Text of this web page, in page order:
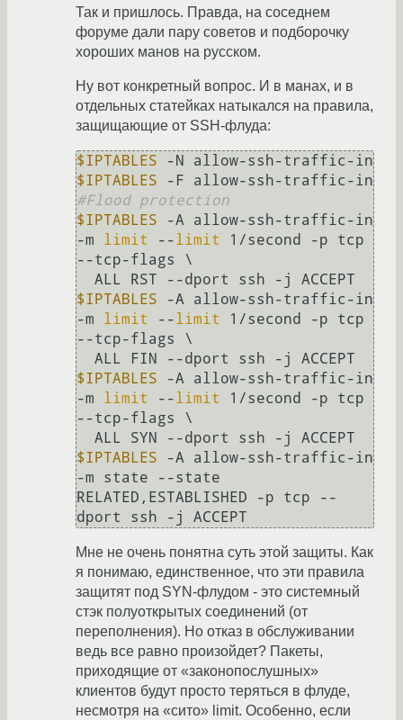
Так и пришлось. Правда, на соседнем
форуме дали пару советов и подборочку
хороших манов на русском.
Ну вот конкретный вопрос. И в манах, и в
отдельных статейках натыкался на правила,
защищающие от SSH-флуда:
$IPTABLES
$IPTABLES
#Flood protection
$IPTABLES -A allow-ssh-traffic-in
-m limit --limit
1/second -p tcp
--tcp-flags \
$IPTABLES -A allow-ssh-traffic-in
-m limit --limit
1/second -p tcp
--tcp-flags \
$IPTABLES -A allow-ssh-traffic-in
-m limit --limit
1/second -p tcp
--tcp-flags \
$IPTABLES -A allow-ssh-traffic-in
-m state --state
RELATED,ESTABLISHED -p tcp --
dport ssh -j ACCEPT
Мне не очень понятна суть этой защиты. Как
я понимаю, единственное, что эти правила
защитят под SYN-флудом - это системный
стэк полуоткрытых соединений (от
переполнения). Но отказ в обслуживании
ведь все равно произойдет? Пакеты,
приходящие от «законопослушных»
клиентов будут просто теряться в флуде,
несмотря на «сито» limit. Особенно, если